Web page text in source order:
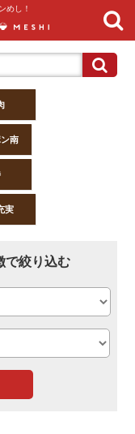
めし！
南
実
で絞り込む